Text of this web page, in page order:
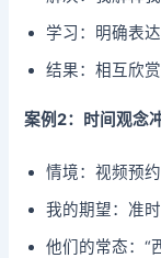
学习：明确表
结果：相互欣
案例2：时间观念
情境：视频预
我的期望：准时
他们的常态：“